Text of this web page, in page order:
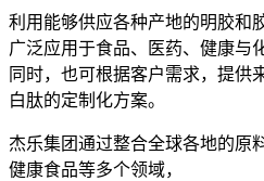
利用能够供应各种产地的明胶和
广泛应用于食品、医药、健康与
同时，也可根据客户需求，提供
白肽的定制化方案。
杰乐集团通过整合全球各地的原
健康食品等多个领域，